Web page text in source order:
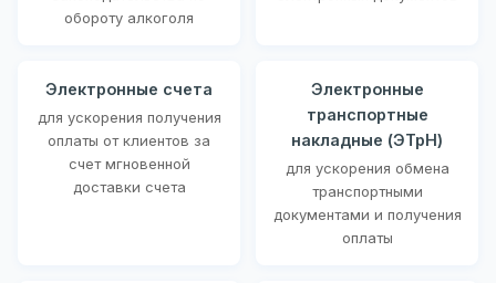
обороту алкоголя
Электронные счета
для ускорения получения
оплаты от клиентов за
счет мгновенной
доставки счета
Электронные
транспортные
накладные (ЭТрН)
для ускорения обмена
транспортными
документами и получения
оплаты